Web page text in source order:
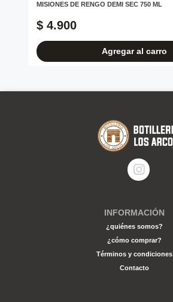
MISIONES DE RENGO DEMI SEC 750 ML
$ 4.900
Agregar al carro
INFORMACIÓN
¿quiénes somos?
¿cómo comprar?
Términos y condiciones
Contacto